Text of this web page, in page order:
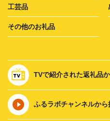
工芸品
その他のお礼品
TVで紹介された返礼品
ふるラボチャンネルから